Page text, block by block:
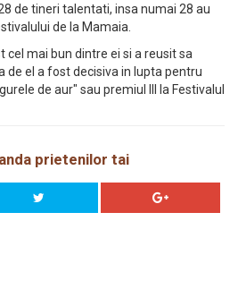
de tineri talentati, insa numai 28 au
de la Mamaia.
cel mai bun dintre ei si a reusit sa
de el a fost decisiva in lupta pentru
de aur" sau premiul III la Festivalul
prietenilor tai